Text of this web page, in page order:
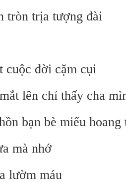
tròn trịa tượng đài
cuộc đời cặm cụi
lên chỉ thấy cha
bạn bè miếu hoang
mà nhớ
lườm máu